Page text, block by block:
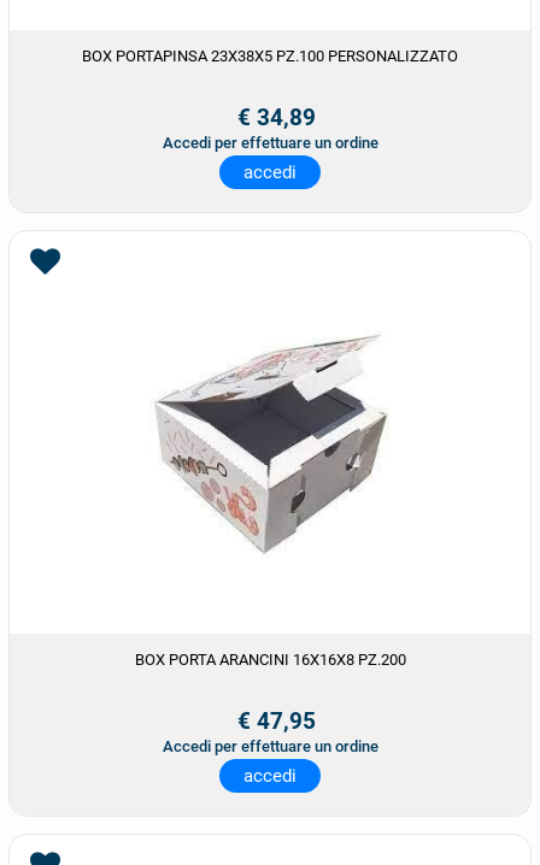
BOX PORTAPINSA 23X38X5 PZ.100 PERSONALIZZATO
€ 34,89
Accedi per effettuare un ordine
accedi
BOX PORTA ARANCINI 16X16X8 PZ.200
€ 47,95
Accedi per effettuare un ordine
accedi